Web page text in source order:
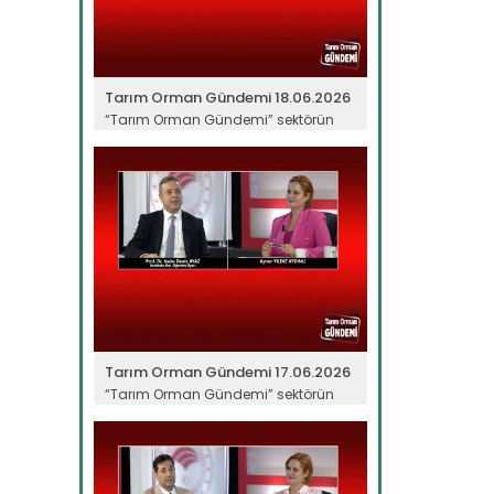
Tarım Orman Gündemi 18.06.2026
“Tarım Orman Gündemi” sektörün
Tarım Orman Gündemi 17.06.2026
“Tarım Orman Gündemi” sektörün